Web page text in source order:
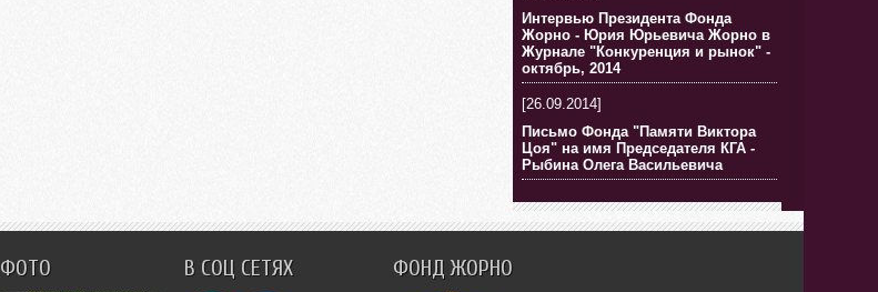
Интервью Президента Фонда
Жорно - Юрия Юрьевича Жорно в
Журнале "Конкуренция и рынок" -
октябрь, 2014
[26.09.2014]
Письмо Фонда "Памяти Виктора
Цоя" на имя Председателя КГА -
Рыбина Олега Васильевича
ФОТО В СОЦ СЕТЯХ ФОНД ЖОРНО